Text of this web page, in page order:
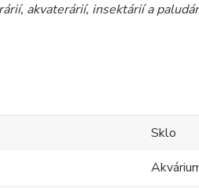
akvaterárií, insektárií a
Sklo